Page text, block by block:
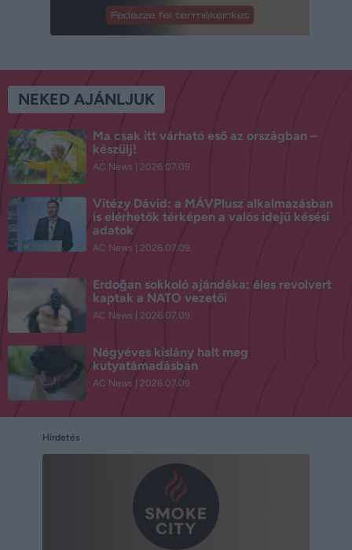
NEKED AJÁNLJUK
Ma csak itt várható eső az országban –
készülj!
AC News 2026.07.09.
Vitézy Dávid: a MÁVPlusz alkalmazásban
is elérhetők térképen a valós idejű késési
adatok
AC News 2026.07.09.
Erdoğan sokkoló ajándéka: éles revolvert
kaptak a NATO vezetői
AC News 2026.07.09.
Négyéves kislány halt meg
kutyatámadásban
AC News 2026.07.09.
Hirdetés